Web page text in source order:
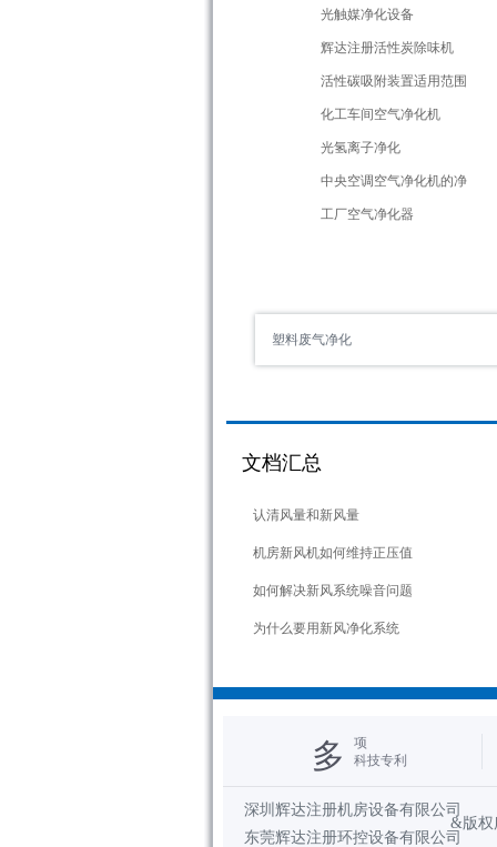
光触媒净化设备
辉达注册活性炭除味机
活性碳吸附装置适用范围
化工车间空气净化机
光氢离子净化
中央空调空气净化机的净
工厂空气净化器
塑料废气净化
文档汇总
认清风量和新风量
机房新风机如何维持正压值
如何解决新风系统噪音问题
为什么要用新风净化系统
多
项
科技专利
&版权
深圳辉达注册机房设备有限公司
东莞辉达注册环控设备有限公司